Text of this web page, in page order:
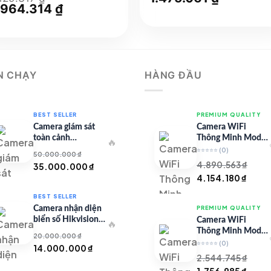
₫Giá
gốc
CHẠY
BEST SELLER
Camera giám sát
toàn cảnh
8SHC25MXS-DLW
50.000.000₫
Giá
là:
50.000.000 ₫.
35.000.000₫
là:
35.000.000 ₫.
🔥
BEST SELLER
Camera nhận diện
biển số Hikvision
20.000.000₫
Giá
14.000.000₫
🔥
HÀNG ĐẦU
PREMIUM QUALITY
Camera WiFi
Thông Minh Model
67 – Full HD
⭐⭐⭐⭐⭐ (0)
4.890.563₫
Giá
là:
4.890.563 ₫.
4.154.180₫
tại
PREMIUM QUALITY
Camera WiFi
Thông Minh Model
99 – Full HD
⭐⭐⭐⭐⭐ (0)
2.544.745₫